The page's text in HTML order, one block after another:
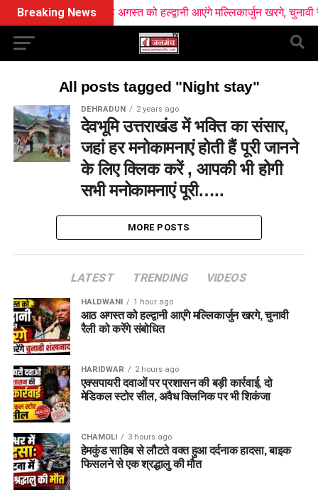
Breaking Newsआठ अगस्त को हल्द्वानी आएंगे मल्लिकार्जुन खरगे, चुनावी
All posts tagged "Night stay"
DEHRADUN 2 years ago
देवभूमि उत्तराखंड में भक्ति का संसार,
जहां हर मनोकामनाएं होती हैं पूरी जानने
के लिए क्लिक करें , आपकी भी होगी
सभी मनोकामनाएं पूरी…..
MORE POSTS
LATEST TRENDING VIDEOS
HALDWANI 1 hour ago
आठ अगस्त को हल्द्वानी आएंगे मल्लिकार्जुन खरगे, चुनावी
रैली को करेंगे संबोधित
HARIDWAR 2 hours ago
एक्सपायरी दवाओं पर प्रशासन की बड़ी कार्रवाई, दो
मेडिकल स्टोर सील, अवैध क्लिनिक पर भी शिकंजा
CHAMOLI 3 hours ago
हेमकुंड साहिब से लौटते वक्त हुआ दर्दनाक हादसा, बाइक
फिसलने से एक श्रद्धालु की मौत